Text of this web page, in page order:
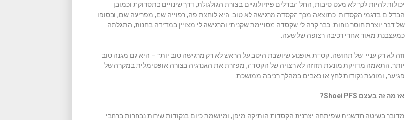
יכולות להיות לכך לא מעט סיבות, החל הבדלים פיזיולוגיים בצורת הגולגולת, דרך שינויים בתסרוקת וכמובן
הבדלים בדגמי הקסדות. כתוצאה מכך הקסדה מרגישה לא טוב. היא לוחצת פה, רפוייה שם, מפריעה שם, ובסופו
של דבר יוצרת חוסר נוחות. כבר קרה לי שקסדה מסויימת שקניתי והרגישה לי מצויין במדידה בחנות, התגלתה
כמעצבנת מאוד אחרי רכיבה רצופה של שעה.
וזה לא רק עניין של תחושה. קסדת אופנוע שיושבת היטב על הראש לא רק מרגישה טוב יותר – היא גם מגנה טוב
יותר. התאמה מדויקת מונעת תזוזה לא רצויה של הקסדה, מפזרת את האנרגיה בצורה אופטימלית במקרה של
פגיעה, ומונעת נקודות לחץ או כאבים במהלך רכיבה ממושכת.
אז מה זה בעצם Shoei PFS?
מדובר בשיטה חדשנית שפיתחה יצרנית הקסדות הותיקה מיפן, ומיושמת כיום בנקודות שירות נבחרות ברחבי